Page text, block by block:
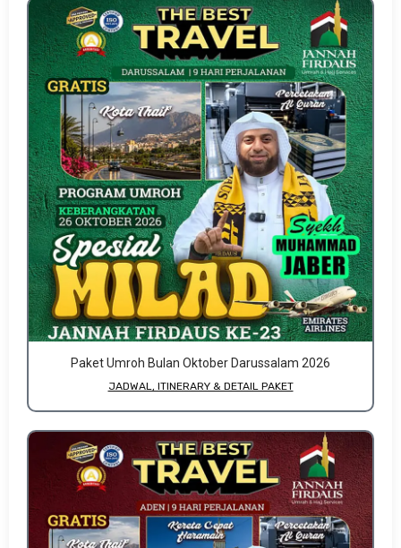
Paket Umroh Bulan Oktober Darussalam 2026
JADWAL, ITINERARY & DETAIL PAKET